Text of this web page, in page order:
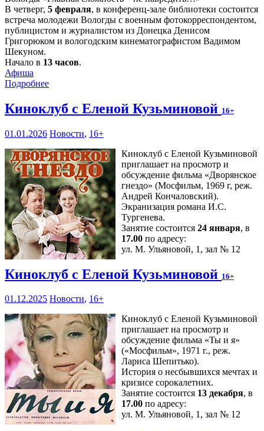
В четверг, 5 февраля, в конференц-зале библиотеки состоится
встреча молодежи Вологды с военным фотокорреспондентом,
публицистом и журналистом из Донецка Денисом
Григорюком и вологодским кинематографистом Вадимом
Шекуном.
Начало в 13 часов.
Афиша
Подробнее
Киноклуб с Еленой Кузьминовой 16+
01.01.2026 Новости, 16+
Киноклуб с Еленой Кузьминовой
приглашает на просмотр и
обсуждение фильма «Дворянское
гнездо» (Мосфильм, 1969 г, реж.
Андрей Кончаловский).
Экранизация романа И.С.
Тургенева.
Занятие состоится 24 января, в
17.00 по адресу:
ул. М. Ульяновой, 1, зал № 12
Киноклуб с Еленой Кузьминовой 16+
01.12.2025 Новости, 16+
Киноклуб с Еленой Кузьминовой
приглашает на просмотр и
обсуждение фильма «Ты и я»
(«Мосфильм», 1971 г., реж.
Лариса Шепитько).
История о несбывшихся мечтах и
кризисе сорокалетних.
Занятие состоится 13 декабря, в
17.00 по адресу:
ул. М. Ульяновой, 1, зал № 12